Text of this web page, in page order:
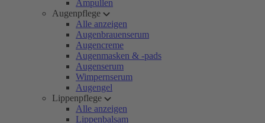
Ampullen
Augenpflege
Alle anzeigen
Augenbrauenserum
Augencreme
Augenmasken & -pads
Augenserum
Wimpernserum
Augengel
Lippenpflege
Alle anzeigen
Lippenbalsam